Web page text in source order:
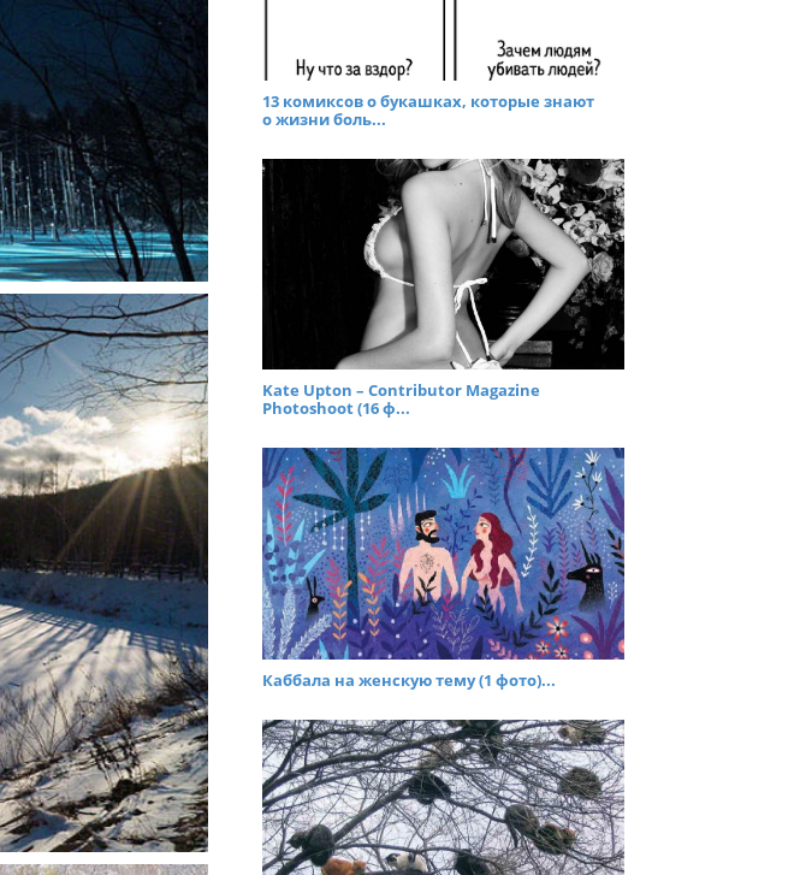
13 комиксов о букашках, которые знают
о жизни боль...
Kate Upton – Contributor Magazine
Photoshoot (16 ф...
Каббала на женскую тему (1 фото)...